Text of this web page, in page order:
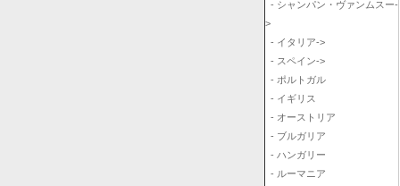
- シャンパン・ヴァンムスー-
>
- イタリア->
- スペイン->
- ポルトガル
- イギリス
- オーストリア
- ブルガリア
- ハンガリー
- ルーマニア